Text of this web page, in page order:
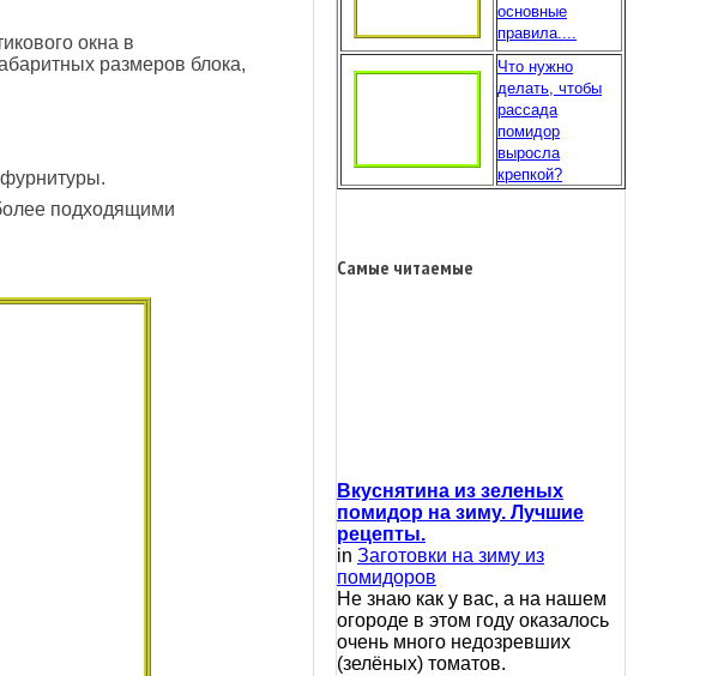
окна в
размеров блока,
подходящими
основные
правила....
Что нужно
делать, чтобы
рассада
помидор
выросла
крепкой?
Самые читаемые
Вкуснятина из зеленых
помидор на зиму. Лучшие
рецепты.
in Заготовки на зиму из
помидоров
Не знаю как у вас, а на нашем
огороде в этом году оказалось
очень много недозревших
(зелёных) томатов.